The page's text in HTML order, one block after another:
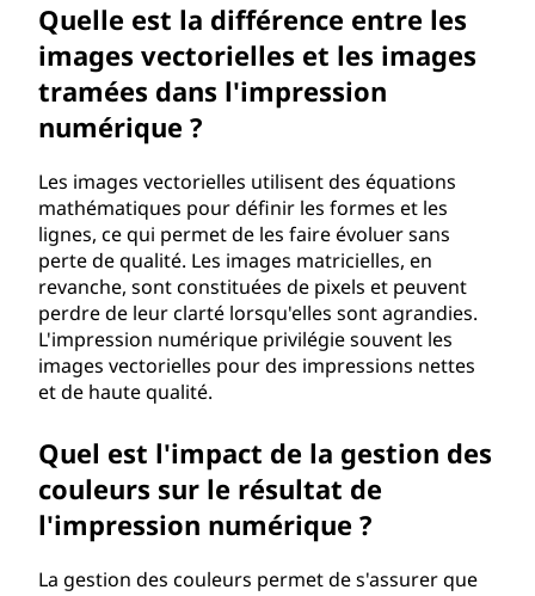
Quelle est la différence entre les
images vectorielles et les images
tramées dans l'impression
numérique ?
Les images vectorielles utilisent des équations
mathématiques pour définir les formes et les
lignes, ce qui permet de les faire évoluer sans
perte de qualité. Les images matricielles, en
revanche, sont constituées de pixels et peuvent
perdre de leur clarté lorsqu'elles sont agrandies.
L'impression numérique privilégie souvent les
images vectorielles pour des impressions nettes
et de haute qualité.
Quel est l'impact de la gestion des
couleurs sur le résultat de
l'impression numérique ?
La gestion des couleurs permet de s'assurer que